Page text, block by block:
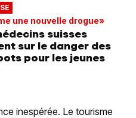
une nouvelle drogue»
suisses
sur le danger des
pour les jeunes
inespérée. Le tourisme